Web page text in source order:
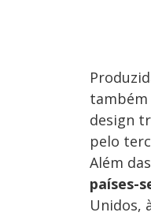
design
pelo
Além
países-
Unidos,